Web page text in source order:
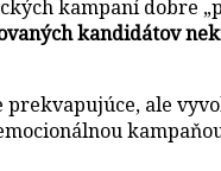
kampaní dobre
kandidátov
ale